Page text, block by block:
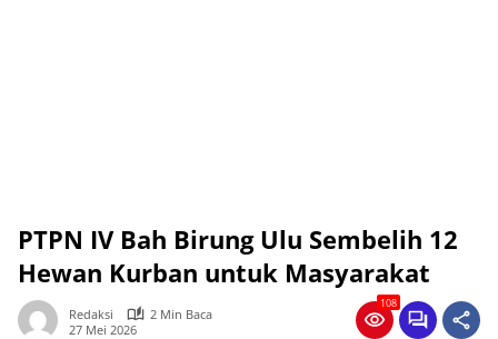
PTPN IV Bah Birung Ulu Sembelih 12
Hewan Kurban untuk Masyarakat
Redaksi
2 Min Baca
27 Mei 2026
108